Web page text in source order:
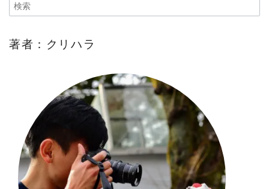
著者：クリハラ